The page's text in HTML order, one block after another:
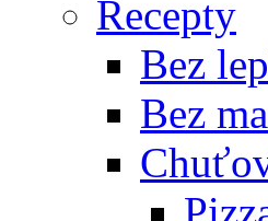
Recepty
Bez
Bez